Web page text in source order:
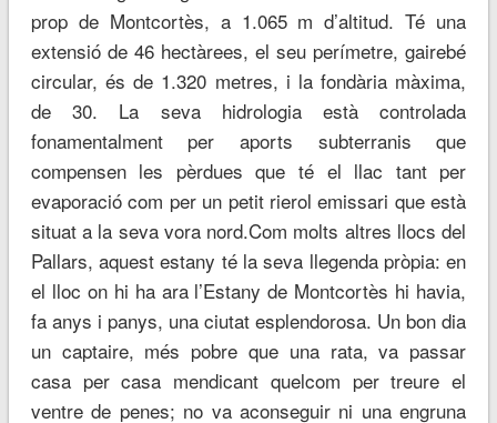
prop de Montcortès, a 1.065 m d’altitud. Té una
extensió de 46 hectàrees, el seu perímetre, gairebé
circular, és de 1.320 metres, i la fondària màxima,
de 30. La seva hidrologia està controlada
fonamentalment per aports subterranis que
compensen les pèrdues que té el llac tant per
evaporació com per un petit rierol emissari que està
situat a la seva vora nord.Com molts altres llocs del
Pallars, aquest estany té la seva llegenda pròpia: en
el lloc on hi ha ara l’Estany de Montcortès hi havia,
fa anys i panys, una ciutat esplendorosa. Un bon dia
un captaire, més pobre que una rata, va passar
casa per casa mendicant quelcom per treure el
ventre de penes; no va aconseguir ni una engruna